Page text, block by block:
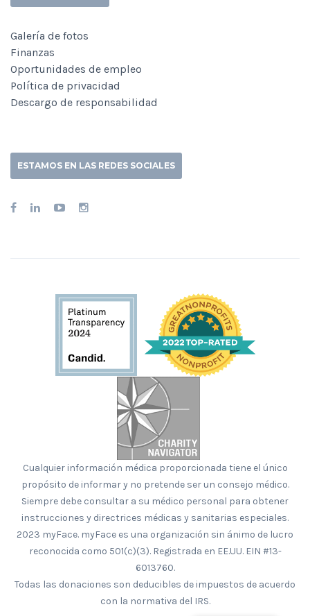
Galería de fotos
Finanzas
Oportunidades de empleo
Política de privacidad
Descargo de responsabilidad
ESTAMOS EN LAS REDES SOCIALES
Cualquier información médica proporcionada tiene el único
propósito de informar y no pretende ser un consejo médico.
Siempre debe consultar a su médico personal para obtener
instrucciones y directrices médicas y sanitarias especiales.
2023 myFace. myFace es una organización sin ánimo de lucro
reconocida como 501(c)(3). Registrada en EE.UU. EIN #13-
6013760.
Todas las donaciones son deducibles de impuestos de acuerdo
con la normativa del IRS.